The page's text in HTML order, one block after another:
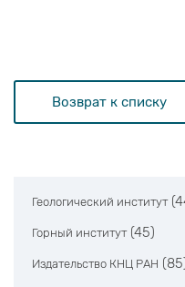
Возврат к списку
Геологический институт
Горный институт (45)
Издательство КНЦ РАН